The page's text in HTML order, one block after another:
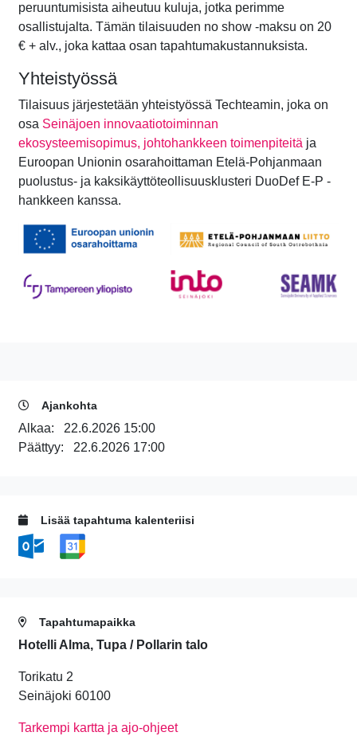
peruuntumisista aiheutuu kuluja, jotka perimme
osallistujalta. Tämän tilaisuuden no show -maksu on 20
€ + alv., joka kattaa osan tapahtumakustannuksista.
Yhteistyössä
Tilaisuus järjestetään yhteistyössä Techteamin, joka on
osa Seinäjoen innovaatiotoiminnan
ekosysteemisopimus, johtohankkeen toimenpiteitä ja
Euroopan Unionin osarahoittaman Etelä-Pohjanmaan
puolustus- ja kaksikäyttöteollisuusklusteri DuoDef E-P -
hankkeen kanssa.
Ajankohta
Alkaa: 22.6.2026 15:00
Päättyy: 22.6.2026 17:00
Lisää tapahtuma kalenteriisi
Tapahtumapaikka
Hotelli Alma, Tupa / Pollarin talo
Torikatu 2
Seinäjoki 60100
Tarkempi kartta ja ajo-ohjeet